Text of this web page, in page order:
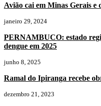
Avião cai em Minas Gerais e
janeiro 29, 2024
PERNAMBUCO: estado
dengue em 2025
junho 8, 2025
Ramal do Ipiranga recebe
dezembro 21, 2023